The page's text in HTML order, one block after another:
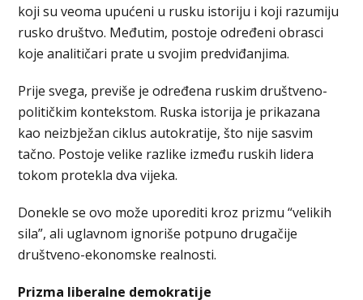
koji su veoma upućeni u rusku istoriju i koji razumiju
rusko društvo. Međutim, postoje određeni obrasci
koje analitičari prate u svojim predviđanjima.
Prije svega, previše je određena ruskim društveno-
političkim kontekstom. Ruska istorija je prikazana
kao neizbježan ciklus autokratije, što nije sasvim
tačno. Postoje velike razlike između ruskih lidera
tokom protekla dva vijeka.
Donekle se ovo može uporediti kroz prizmu “velikih
sila”, ali uglavnom ignoriše potpuno drugačije
društveno-ekonomske realnosti.
Prizma liberalne demokratije